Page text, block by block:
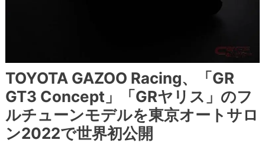
TOYOTA GAZOO Racing、「GR
GT3 Concept」「GRヤリス」のフ
ルチューンモデルを東京オートサロ
ン2022で世界初公開